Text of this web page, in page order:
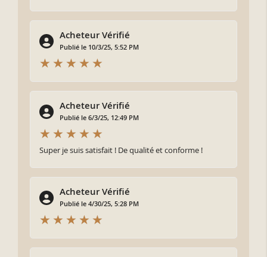
Acheteur Vérifié
Publié le 10/3/25, 5:52 PM
Acheteur Vérifié
Publié le 6/3/25, 12:49 PM
Super je suis satisfait ! De qualité et conforme !
Acheteur Vérifié
Publié le 4/30/25, 5:28 PM